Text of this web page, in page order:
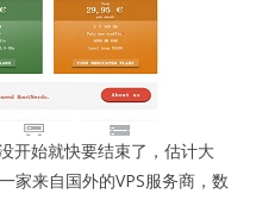
开始就快要结束了，估计大
家来自国外的VPS服务商，数